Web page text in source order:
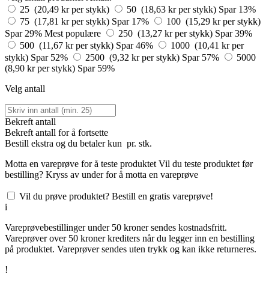
25 (20,49 kr per stykk)
50 (18,63 kr per stykk) Spar 13%
75 (17,81 kr per stykk) Spar 17%
100 (15,29 kr per stykk)
Spar 29% Mest populære 250 (13,27 kr per stykk) Spar 39%
500 (11,67 kr per stykk) Spar 46%
1000 (10,41 kr per
stykk) Spar 52% 2500 (9,32 kr per stykk) Spar 57%
5000
(8,90 kr per stykk) Spar 59%
Velg antall
Bekreft antall
Bekreft antall for å fortsette
Bestill ekstra og du betaler kun pr. stk.
Motta en vareprøve for å teste produktet Vil du teste produktet før
bestilling? Kryss av under for å motta en vareprøve
Vil du prøve produktet? Bestill en gratis vareprøve!
i
Vareprøvebestillinger under 50 kroner sendes kostnadsfritt.
Vareprøver over 50 kroner krediters når du legger inn en bestilling
på produktet. Vareprøver sendes uten trykk og kan ikke returneres.
!